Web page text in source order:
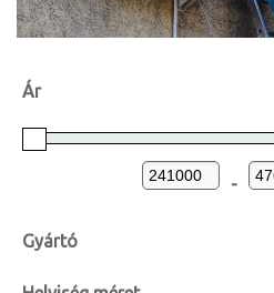
Ár
-
Gyártó